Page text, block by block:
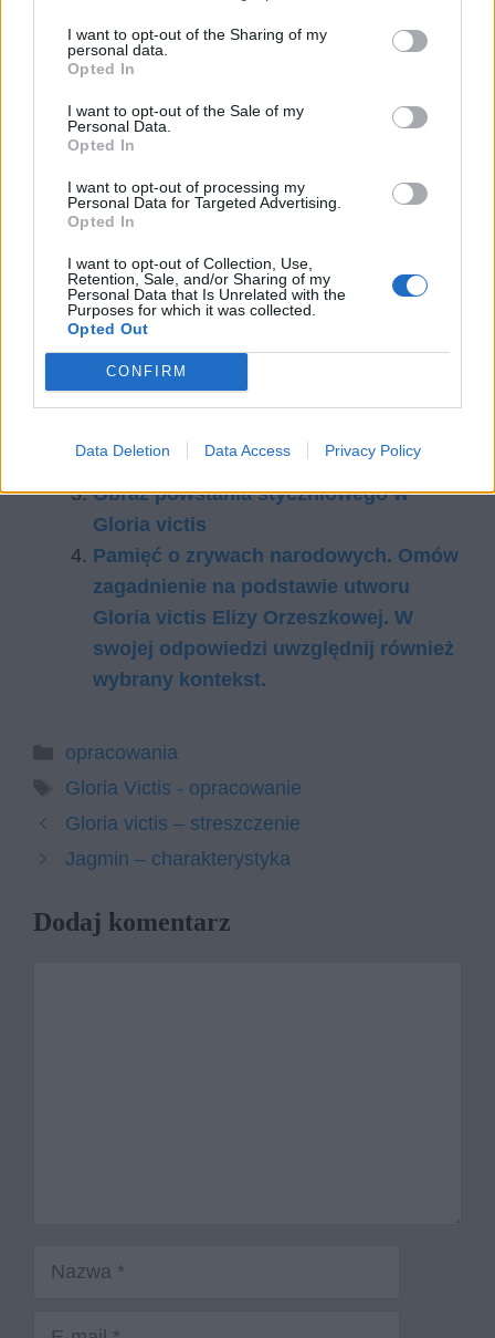
I want to opt-out of the Sharing of my
personal data.
Opted In
I want to opt-out of the Sale of my
Personal Data.
Opted In
I want to opt-out of processing my
Personal Data for Targeted Advertising.
Opted In
I want to opt-out of Collection, Use,
Retention, Sale, and/or Sharing of my
Personal Data that Is Unrelated with the
Purposes for which it was collected.
Opted Out
CONFIRM
Data Deletion Data Access Privacy Policy
dramatyczne bywały biografie powstańców.
Ludzie ci niejednokrotnie mieli przed sobą całe
życia, z którymi mogli zrobić wielkie rzeczy.
w boju za wolność swoją i przyszłych pokoleń.
Czytaj także:
Jak literatura czasów niewoli ukazuje
Porównaj portrety wodzów
przedstawione w podanych
fragmentach: Potopu Henryka
Sienkiewicza i Glorii Victis Elizy
Jagmin – charakterystyka
Obraz powstania styczniowego w
Gloria victis
Pamięć o zrywach narodowych. Omów
zagadnienie na podstawie utworu
Gloria victis Elizy Orzeszkowej. W
swojej odpowiedzi uwzględnij również
wybrany kontekst.
Kategorie
opracowania
Tagi
Gloria Victis - opracowanie
Gloria victis – streszczenie
Jagmin – charakterystyka
Dodaj komentarz
Nazwa